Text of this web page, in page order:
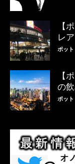
【
レ
ポット
【
の
ポット